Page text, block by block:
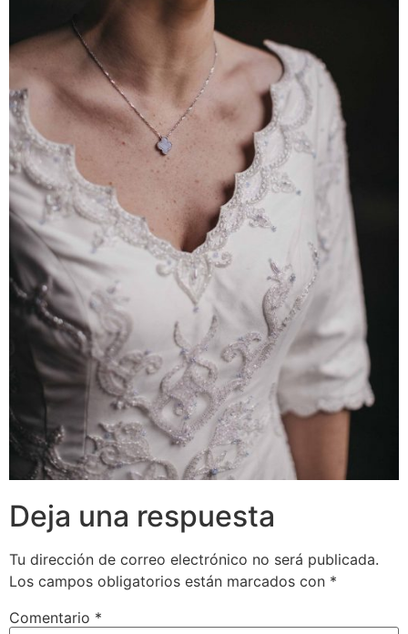
Deja una respuesta
Tu dirección de correo electrónico no será publicada.
Los campos obligatorios están marcados con *
Comentario *